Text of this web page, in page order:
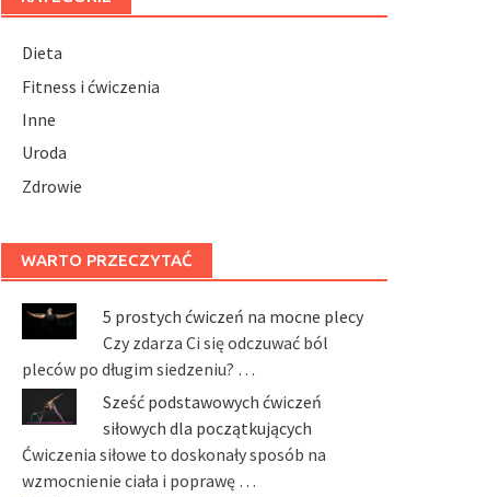
Dieta
Fitness i ćwiczenia
Inne
Uroda
Zdrowie
WARTO PRZECZYTAĆ
5 prostych ćwiczeń na mocne plecy
Czy zdarza Ci się odczuwać ból
pleców po długim siedzeniu? …
Sześć podstawowych ćwiczeń
siłowych dla początkujących
Ćwiczenia siłowe to doskonały sposób na
wzmocnienie ciała i poprawę …